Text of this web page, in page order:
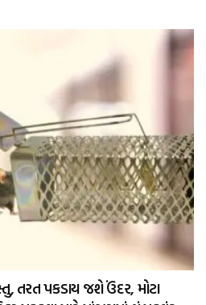
તરત પકડાય જશે ઉંદર, મોટા